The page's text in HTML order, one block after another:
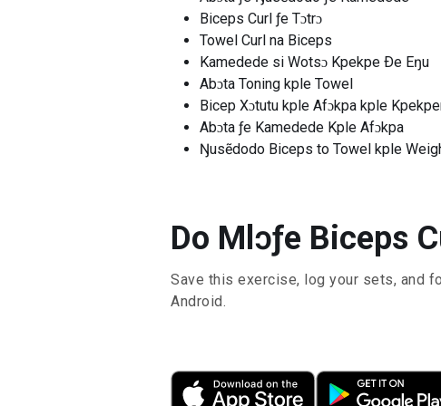
Biceps Curl ƒe Tɔtrɔ
Towel Curl na Biceps
Kamedede si Wotsɔ Kpekpe Ðe Eŋu
Abɔta Toning kple Towel
Bicep Xɔtutu kple Afɔkpa kple
Abɔta ƒe Kamedede Kple Afɔkpa
Ŋusẽdodo Biceps to Towel kple
Do Mlɔƒe Biceps
Save this exercise, log your sets, and
Android.